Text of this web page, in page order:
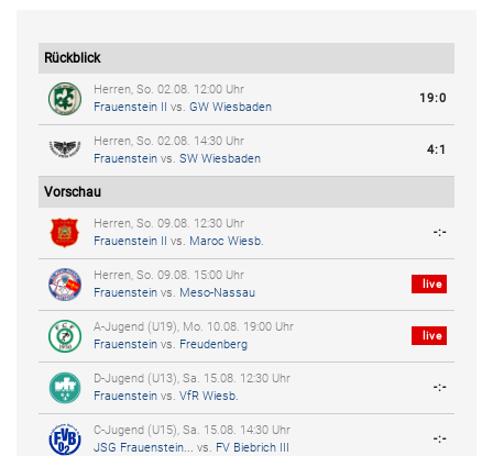
Rückblick
Herren, So. 02.08. 12:00 Uhr
Frauenstein II vs. GW Wiesbaden
19:0
Herren, So. 02.08. 14:30 Uhr
Frauenstein vs. SW Wiesbaden
4:1
Vorschau
Herren, So. 09.08. 12:30 Uhr
Frauenstein II vs. Maroc Wiesb.
-:-
Herren, So. 09.08. 15:00 Uhr
Frauenstein vs. Meso-Nassau
live
A-Jugend (U19), Mo. 10.08. 19:00 Uhr
Frauenstein vs. Freudenberg
live
D-Jugend (U13), Sa. 15.08. 12:30 Uhr
Frauenstein vs. VfR Wiesb.
-:-
C-Jugend (U15), Sa. 15.08. 14:30 Uhr
JSG Frauenstein... vs. FV Biebrich III
-:-